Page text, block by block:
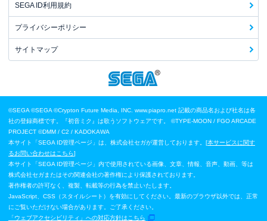
SEGA ID利用規約
プライバシーポリシー
サイトマップ
©SEGA ©SEGA ©Crypton Future Media, INC. www.piapro.net 記載の商品名および社名は各
社の登録商標です。『初音ミク』は歌うソフトウェアです。
©TYPE-MOON / FGO ARCADE
PROJECT ©DMM / C2 / KADOKAWA
本サイト「SEGA ID管理ページ」は、株式会社セガが運営しております。[本サービスに関す
るお問い合わせはこちら]
本サイト「SEGA ID管理ページ」内で使用されている画像、文章、情報、音声、動画、等は
株式会社セガまたはその関連会社の著作権により保護されております。
著作権者の許可なく、複製、転載等の行為を禁止いたします。
JavaScript、CSS（スタイルシート）を有効にしてください。最新のブラウザ以外では、正常
にご覧いただけない場合があります。ご了承ください。
「ウェブアクセシビリティ」への対応方針はこちら